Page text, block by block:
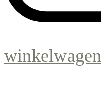
winkelwagen